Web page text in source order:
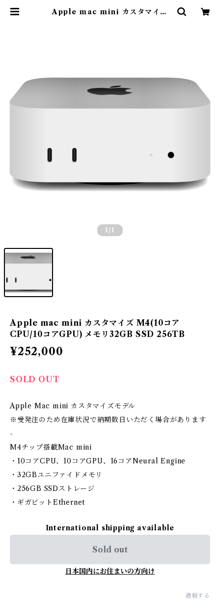
Apple mac mini カスタマイズ
1 /1
Apple mac mini カスタマイズ M4(10コア
CPU/10コアGPU) メモリ32GB SSD 256TB
¥252,000
SOLD OUT
Apple Mac mini カスタマイズモデル
※受発注のため在庫状況で納期数日いただく場合があります
-
M4チップ搭載Mac mini
・10コアCPU、10コアGPU、16コアNeural Engine
・32GBユニファイドメモリ
・256GB SSDストレージ
・ギガビットEthernet
International shipping available
Sold out
日本国内にお住まいの方向け
通報する